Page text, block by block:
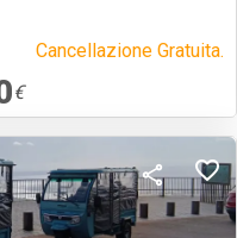
Cancellazione Gratuita.
€